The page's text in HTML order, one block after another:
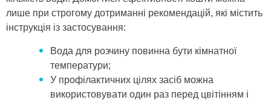
лише при строгому дотриманні рекомендацій, які містить
інструкція із застосування:
Вода для розчину повинна бути кімнатної
температури;
У профілактичних цілях засіб можна
використовувати один раз перед цвітінням і